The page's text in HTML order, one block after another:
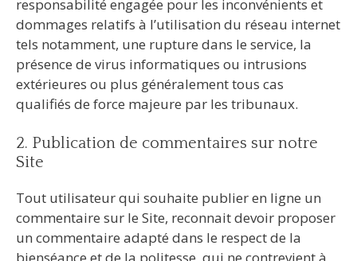
responsabilité engagée pour les inconvénients et
dommages relatifs à l’utilisation du réseau internet
tels notamment, une rupture dans le service, la
présence de virus informatiques ou intrusions
extérieures ou plus généralement tous cas
qualifiés de force majeure par les tribunaux.
2. Publication de commentaires sur notre
Site
Tout utilisateur qui souhaite publier en ligne un
commentaire sur le Site, reconnait devoir proposer
un commentaire adapté dans le respect de la